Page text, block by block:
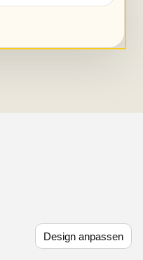
Design anpassen